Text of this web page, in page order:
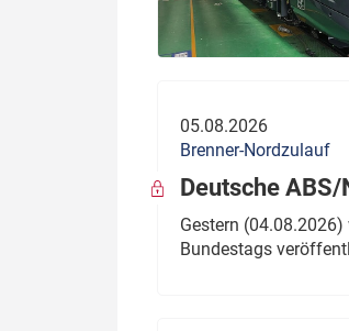
05.08.2026
Brenner-Nordzulauf
Deutsche
Gestern
Bundestags